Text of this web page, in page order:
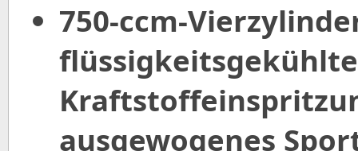
750-ccm-
ausgewogenes